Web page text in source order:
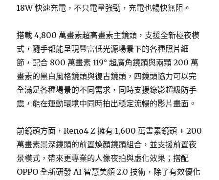
18W 快速充電，不只電量強勁，充電也暢快無阻。
搭載 4,800 萬畫素超高畫素主鏡頭，支援全新極夜模
式，隨手都能呈現豐富低光源場景下的各種照片細
節，配合 800 萬畫素 119° 超廣角鏡頭與兩顆 200 萬
畫素的黑白風格鏡頭與復古鏡頭，四鏡頭協力可以完
全滿足各種場景的不同需求，同時支援錄影超級防手
震，能在運動環境中同時拍出穩定流暢的影片畫面。
前鏡頭方面，Reno4 Z 擁有 1,600 萬畫素鏡頭 + 200
萬畫素景深鏡頭的前置煥顏鏡頭組合，並支援前置夜
景模式，帶來更專業的人像夜拍與虛化效果；搭配
OPPO 全新研發 AI 智慧美顏 2.0 技術，除了有效優化